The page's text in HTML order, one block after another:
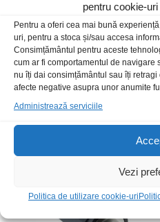
pentru cookie-uri
Pentru a oferi cea mai bună
uri, pentru a stoca și/sau accesa
Consimțământul pentru aceste
cum ar fi comportamentul de navigare
nu îți dai consimțământul sau îți
afecte negative asupra unor anumite
Administrează serviciile
Vezi
Politica de utilizare cookie-uri
Mufa 6.3st tata metal varf aurit